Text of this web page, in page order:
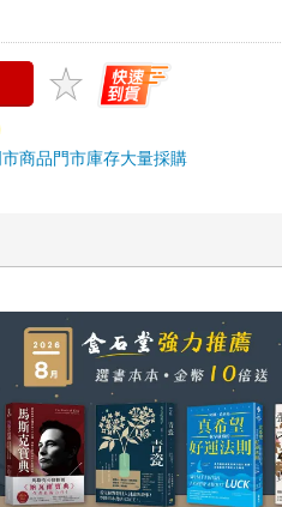
商品門市庫存大量採購